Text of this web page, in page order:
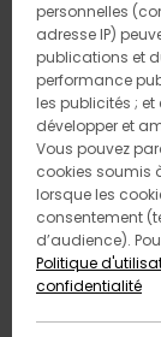
personnelles
adresse IP)
publications et
performance
les publicités ;
développer et
Vous pouvez
cookies soumis
lorsque les
consentement
d’audience).
Politique
confidentialité